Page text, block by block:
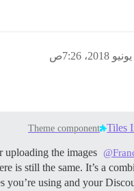
Tiles
Theme component
uploading the images
is still the same. It’s a
you’re using and your